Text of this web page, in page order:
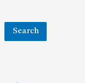
Search